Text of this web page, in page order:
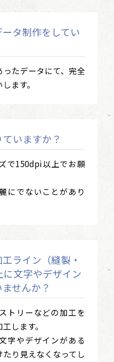
タ制作をしてい
たデータにて、完全
ます。
いますか？
で150dpi以上でお願
にでないことがあり
ライン（縫製・
文字やデザイン
せんか？
トリーなどの加工を
します。
字やデザインがある
り見えなくなってし